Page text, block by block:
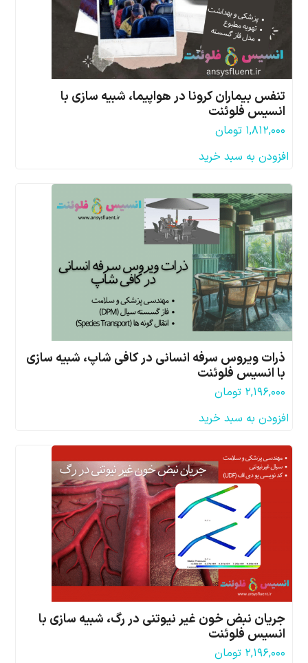
تنفس بیماران کرونا در هواپیما، شبیه سازی با
انسیس فلوئنت
۱,۸۱۲,۰۰۰ تومان
افزودن به سبد خرید
ذرات ویروس سرفه انسانی در کافی شاپ، شبیه سازی
با انسیس فلوئنت
۲,۱۹۶,۰۰۰ تومان
افزودن به سبد خرید
جریان نبض خون غیر نیوتنی در رگ، شبیه سازی با
انسیس فلوئنت
۲,۱۹۶,۰۰۰ تومان